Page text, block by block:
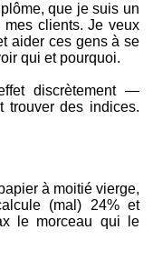
que je suis un
clients. Je veux
aider ces gens à se
qui et pourquoi.
discrètement —
trouver des indices.
à moitié vierge,
(mal) 24% et
le morceau qui le